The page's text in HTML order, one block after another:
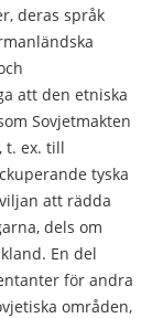
deras språk
att den etniska
Sovjetmakten
t. ex. till
tyska
att rädda
dels om
En del
för andra
områden,